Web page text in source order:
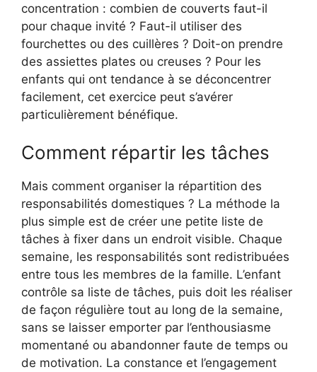
concentration : combien de couverts faut-il
pour chaque invité ? Faut-il utiliser des
fourchettes ou des cuillères ? Doit-on prendre
des assiettes plates ou creuses ? Pour les
enfants qui ont tendance à se déconcentrer
facilement, cet exercice peut s’avérer
particulièrement bénéfique.
Comment répartir les tâches
Mais comment organiser la répartition des
responsabilités domestiques ? La méthode la
plus simple est de créer une petite liste de
tâches à fixer dans un endroit visible. Chaque
semaine, les responsabilités sont redistribuées
entre tous les membres de la famille. L’enfant
contrôle sa liste de tâches, puis doit les réaliser
de façon régulière tout au long de la semaine,
sans se laisser emporter par l’enthousiasme
momentané ou abandonner faute de temps ou
de motivation. La constance et l’engagement